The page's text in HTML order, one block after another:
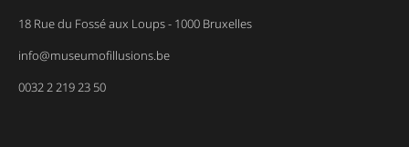
18 Rue du Fossé aux Loups - 1000 Bruxelles
info@museumofillusions.be
0032 2 219 23 50